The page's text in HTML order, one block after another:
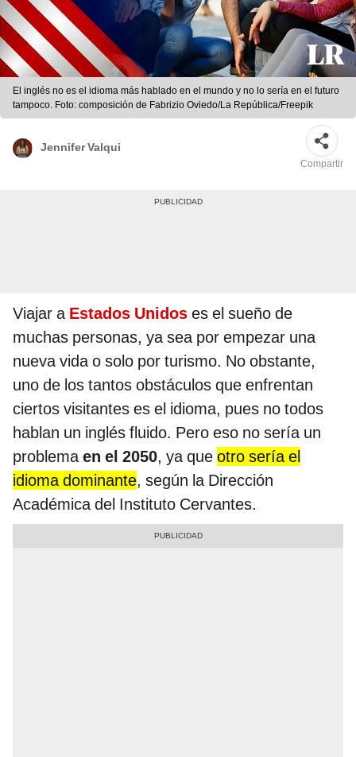
El inglés no es el idioma más hablado en el mundo y no lo sería en el futuro
tampoco. Foto: composición de Fabrizio Oviedo/La República/Freepik
Jennifer Valqui
Compartir
Viajar a Estados Unidos es el sueño de
muchas personas, ya sea por empezar una
nueva vida o solo por turismo. No obstante,
uno de los tantos obstáculos que enfrentan
ciertos visitantes es el idioma, pues no todos
hablan un inglés fluido. Pero eso no sería un
problemaen el 2050, ya que otro sería el
idioma dominante, según la Dirección
Académica del Instituto Cervantes.